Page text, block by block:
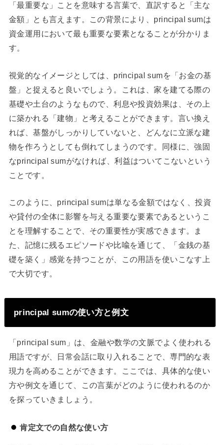
「最重要な」ことを意味する言葉で、直訳すると「主な
金額」とも言えます。この背景により、principal sumは
資金運用において最も重要な要素となることが分かりま
す。
視覚的なイメージとしては、principal sumを「お金の基
盤」と捉えると良いでしょう。これは、家を建てる際の
基礎や土台のようなもので、利息や投資効果は、その上
に築かれる「建物」と考えることができます。言い換え
れば、基盤がしっかりしていないと、どんなに立派な建
物を作ろうとしても倒れてしまうのです。同様に、強固
なprincipal sumがなければ、利益はついてこないという
ことです。
このように、principal sumは単なる金額ではなく、投資
や貸付の全体に影響を与える重要な要素であるというこ
とを理解することで、その重要性が実感できます。ま
た、記憶に残るエピソードや比喩を通じて、「金銭の基
礎を築く」感覚を持つことが、この用語を使いこなす上
で大切です。
principal sumの使い方と例文
「principal sum」は、金融や数学の文脈でよく使われる
用語ですが、日常会話に取り入れることで、専門的な表
現力を高めることができます。ここでは、具体的な使い
方や例文を通じて、この言葉がどのように使われるのか
を探っていきましょう。
肯定文での自然な使い方